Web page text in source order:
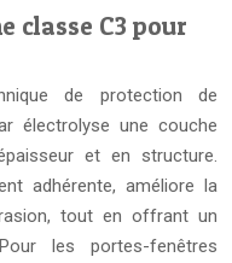
classe C3 pour
de protection de
électrolyse une couche
et en structure.
adhérente, améliore la
tout en offrant un
les portes-fenêtres